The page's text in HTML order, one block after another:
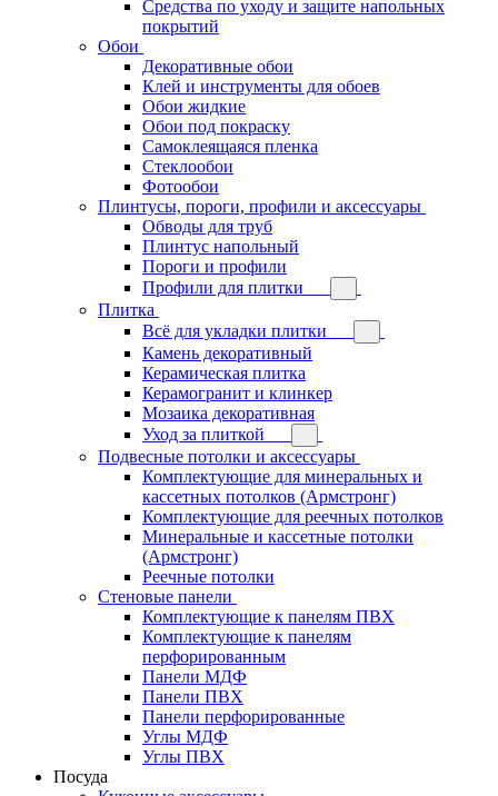
Средства по уходу и защите напольных
покрытий
Обои
Декоративные обои
Клей и инструменты для обоев
Обои жидкие
Обои под покраску
Самоклеящаяся пленка
Стеклообои
Фотообои
Плинтусы, пороги, профили и аксессуары
Обводы для труб
Плинтус напольный
Пороги и профили
Профили для плитки
Плитка
Всё для укладки плитки
Камень декоративный
Керамическая плитка
Керамогранит и клинкер
Мозаика декоративная
Уход за плиткой
Подвесные потолки и аксессуары
Комплектующие для минеральных и
кассетных потолков (Армстронг)
Комплектующие для реечных потолков
Минеральные и кассетные потолки
(Армстронг)
Реечные потолки
Стеновые панели
Комплектующие к панелям ПВХ
Комплектующие к панелям
перфорированным
Панели МДФ
Панели ПВХ
Панели перфорированные
Углы МДФ
Углы ПВХ
Посуда